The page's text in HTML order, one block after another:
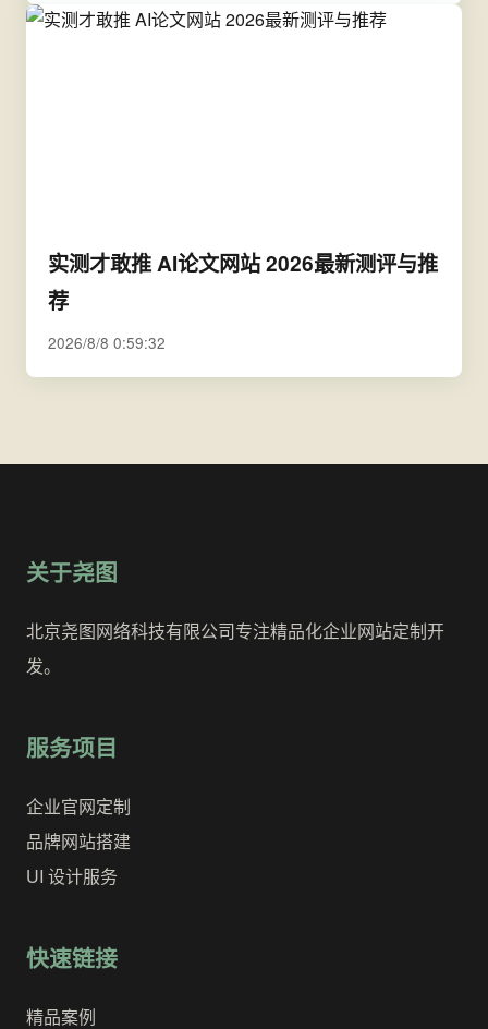
实测才敢推 AI论文网站 2026最新测评与推
荐
2026/8/8 0:59:32
关于尧图
北京尧图网络科技有限公司专注精品化企业网站定制开
发。
服务项目
企业官网定制
品牌网站搭建
UI 设计服务
快速链接
精品案例